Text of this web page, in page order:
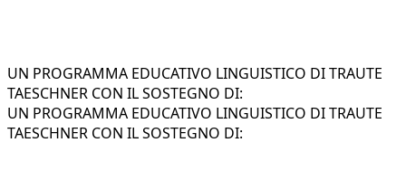
UN PROGRAMMA EDUCATIVO LINGUISTICO DI TRAUTE
TAESCHNER CON IL SOSTEGNO DI:
UN PROGRAMMA EDUCATIVO LINGUISTICO DI TRAUTE
TAESCHNER CON IL SOSTEGNO DI: